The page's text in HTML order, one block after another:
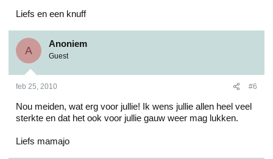
Liefs en een knuff
A
Anoniem
Guest
feb 25, 2010 #6
Nou meiden, wat erg voor jullie! Ik wens jullie allen heel veel
sterkte en dat het ook voor jullie gauw weer mag lukken.
Liefs mamajo